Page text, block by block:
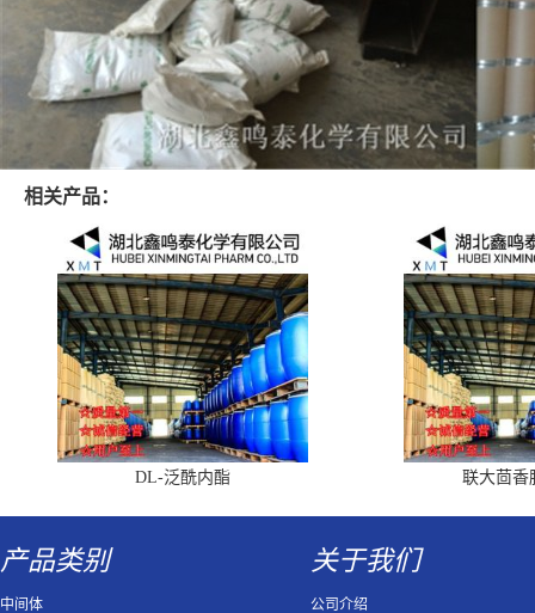
相关产品：
DL-泛酰内酯 联大茴香
产品类别
中间体
关于我们
公司介绍